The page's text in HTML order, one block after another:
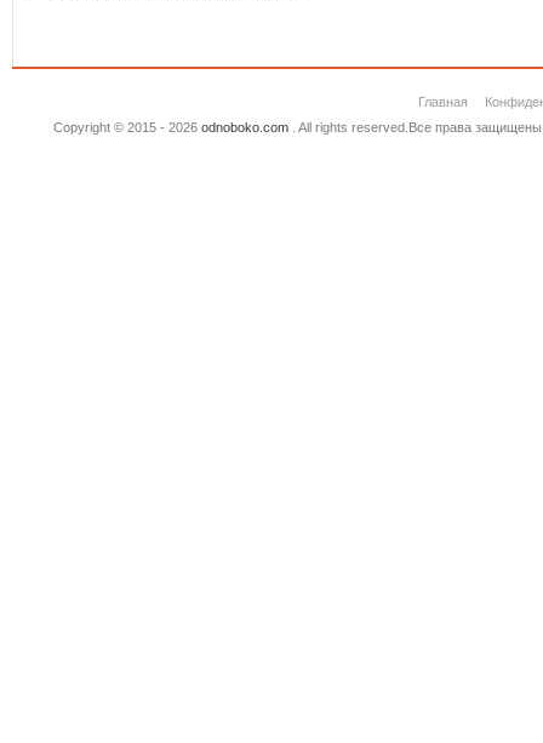
Главная
Copyright © 2015 - 2026 odnoboko.com. All rights reserved.Все права защищены.